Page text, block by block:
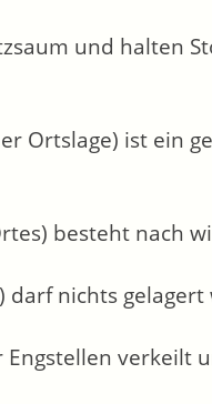
und halten
Ortslage) ist ein
besteht nach
darf nichts
verkeilt